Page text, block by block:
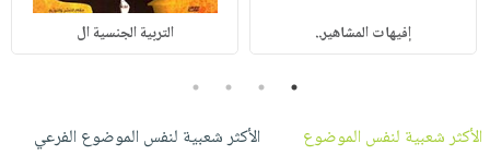
إفيهات المشاهير.. التربية الجنسية ال
1
2
3
4
الأكثر شعبية لنفس الموضوع
الأكثر شعبية لنفس الموضوع الفرعي